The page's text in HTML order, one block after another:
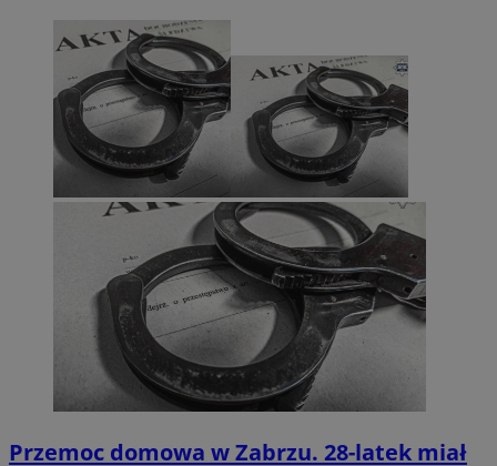
Przemoc domowa w Zabrzu. 28-latek miał